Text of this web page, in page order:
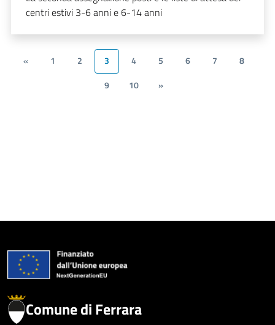
centri estivi 3-6 anni e 6-14 anni
« 1 2 3 4 5 6 7
8
9
10 »
Comune di Ferrara